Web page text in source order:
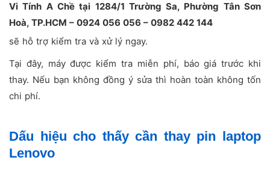
Vi Tính A Chề tại 1284/1 Trường Sa, Phường Tân Sơn
Hoà, TP.HCM – 0924 056 056 – 0982 442 144
sẽ hỗ trợ kiểm tra và xử lý ngay.
Tại đây, máy được kiểm tra miễn phí, báo giá trước khi
thay. Nếu bạn không đồng ý sửa thì hoàn toàn không tốn
chi phí.
Dấu hiệu cho thấy cần thay pin laptop
Lenovo